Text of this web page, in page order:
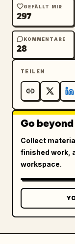
GEFÄLLT MIR
297
KOMMENTARE
28
TEILEN
Go
Collect
finished work,
workspace.